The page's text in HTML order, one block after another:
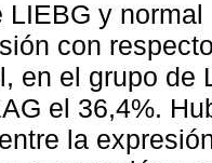
LIEBG y
con
en el grupo de
el 36,4%.
la